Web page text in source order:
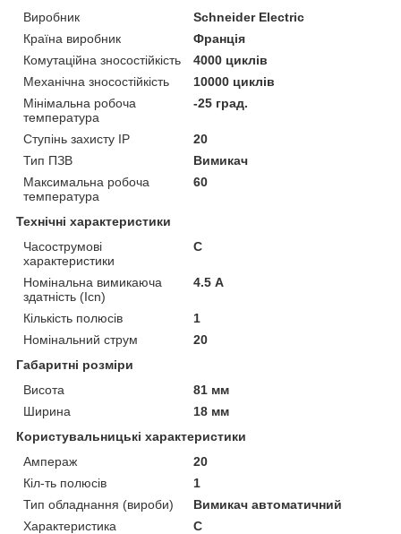
Виробник
Schneider Electric
Країна виробник
Франція
Комутаційна зносостійкість
4000 циклів
Механічна зносостійкість
10000 циклів
Мінімальна робоча
температура
-25 град.
Ступінь захисту IP
20
Тип ПЗВ
Вимикач
Максимальна робоча
температура
60
Технічні характеристики
Часострумові
характеристики
C
Номінальна вимикаюча
здатність (Icn)
4.5 А
Кількість полюсів
1
Номінальний струм
20
Габаритні розміри
Висота
81 мм
Ширина
18 мм
Користувальницькі характеристики
Ампераж
20
Кіл-ть полюсів
1
Тип обладнання (вироби)
Вимикач автоматичний
Характеристика
C